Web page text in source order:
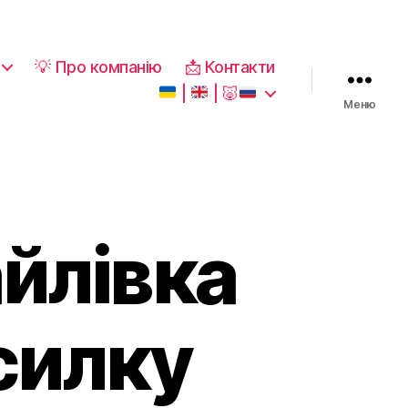
💡 Про компанію
📩 Контакти
🐷
Меню